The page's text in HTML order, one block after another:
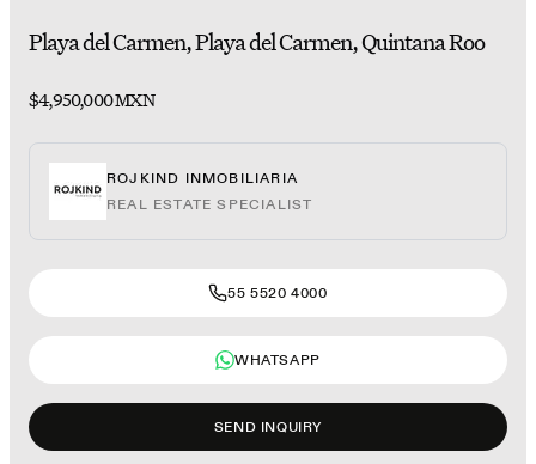
Playa del Carmen, Playa del Carmen, Quintana Roo
$4,950,000 MXN
ROJKIND INMOBILIARIA
REAL ESTATE SPECIALIST
55 5520 4000
WHATSAPP
SEND INQUIRY